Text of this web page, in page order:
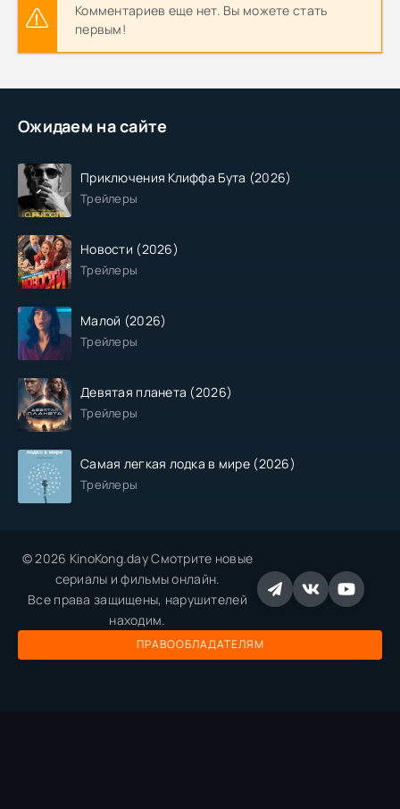
Ожидаем на сайте
Приключения Клиффа Бута (2026)
Трейлеры
Новости (2026)
Трейлеры
Малой (2026)
Трейлеры
Девятая планета (2026)
Трейлеры
Самая легкая лодка в мире (2026)
Трейлеры
Комментариев еще нет. Вы можете стать
первым!
© 2026 KinoKong.day Смотрите новые
сериалы и фильмы онлайн.
Все права защищены, нарушителей
находим.
ПРАВООБЛАДАТЕЛЯМ